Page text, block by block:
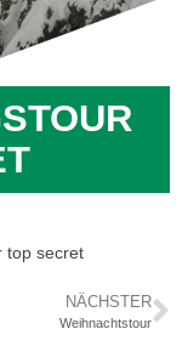
top secret
NÄCHSTER
Weihnachtstour